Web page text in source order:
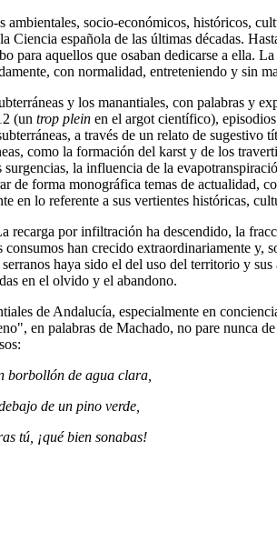
socio-económicos, históricos,
española de las últimas décadas.
aquellos que osaban dedicarse a ella.
con normalidad, entreteniendo y sin
y los manantiales, con palabras y
(un trop plein en el argot científico),
a través de un relato de sugestivo
como la formación del karst y de los
la influencia de la
forma monográfica temas de actualidad,
en lo referente a sus vertientes históricas,
por infiltración ha descendido, la
han crecido extraordinariamente y,
haya sido el del uso del territorio y
en el olvido y el abandono.
de Andalucía, especialmente en
en palabras de Machado, no pare nunca
borbollón de agua clara,
de un pino verde,
tú, ¡qué bien sonabas!